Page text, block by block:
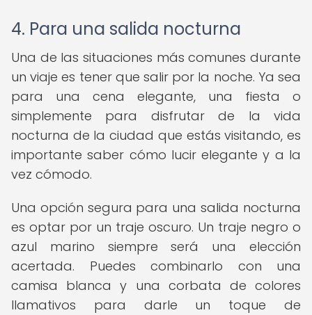
4. Para una salida nocturna
Una de las situaciones más comunes durante
un viaje es tener que salir por la noche. Ya sea
para una cena elegante, una fiesta o
simplemente para disfrutar de la vida
nocturna de la ciudad que estás visitando, es
importante saber cómo lucir elegante y a la
vez cómodo.
Una opción segura para una salida nocturna
es optar por un traje oscuro. Un traje negro o
azul marino siempre será una elección
acertada. Puedes combinarlo con una
camisa blanca y una corbata de colores
llamativos para darle un toque de